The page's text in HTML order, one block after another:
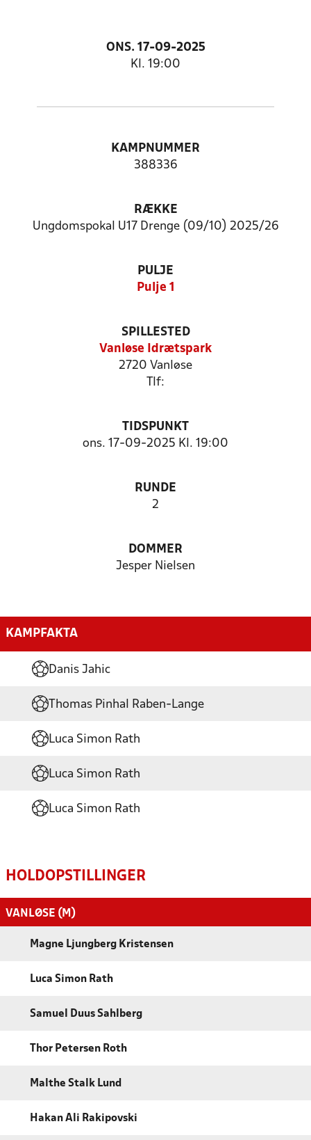
ONS. 17-09-2025
Kl. 19:00
KAMPNUMMER
388336
RÆKKE
Ungdomspokal U17 Drenge (09/10) 2025/26
PULJE
Pulje 1
SPILLESTED
Vanløse Idrætspark
2720 Vanløse
Tlf:
TIDSPUNKT
ons. 17-09-2025 Kl. 19:00
RUNDE
2
DOMMER
Jesper Nielsen
KAMPFAKTA
Danis Jahic
Thomas Pinhal Raben-Lange
Luca Simon Rath
Luca Simon Rath
Luca Simon Rath
HOLDOPSTILLINGER
VANLØSE (M)
Magne Ljungberg Kristensen
Luca Simon Rath
Samuel Duus Sahlberg
Thor Petersen Roth
Malthe Stalk Lund
Hakan Ali Rakipovski